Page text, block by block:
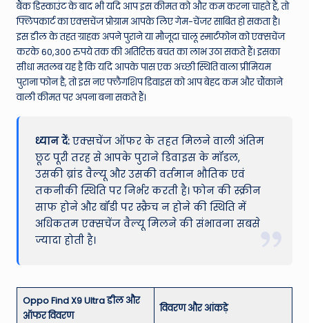
बैंक डिस्काउंट के बाद भी यदि आप इस कीमत को और कम करना चाहते हैं, तो
फ्लिपकार्ट का एक्सचेंज प्रोग्राम आपके लिए गेम-चेंजर साबित हो सकता है।
इस डील के तहत ग्राहक अपने पुराने या मौजूदा चालू स्मार्टफोन को एक्सचेंज
करके 60,300 रुपये तक की अतिरिक्त बचत का लाभ उठा सकते हैं। इसका
सीधा मतलब यह है कि यदि आपके पास एक अच्छी स्थिति वाला प्रीमियम
पुराना फोन है, तो इस नए फ्लैगशिप डिवाइस को आप बेहद कम और चौंकाने
वाली कीमत पर अपना बना सकते हैं।
ध्यान दें: एक्सचेंज ऑफर के तहत मिलने वाली अंतिम
छूट पूरी तरह से आपके पुराने डिवाइस के मॉडल,
उसकी ब्रांड वैल्यू और उसकी वर्तमान भौतिक एवं
तकनीकी स्थिति पर निर्भर करती है। फोन की स्क्रीन
साफ होने और बॉडी पर स्क्रैच न होने की स्थिति में
अधिकतम एक्सचेंज वैल्यू मिलने की संभावना सबसे
ज्यादा होती है।
Oppo Find X9 Ultra डील और
ऑफर विवरण
विवरण और आंकड़े